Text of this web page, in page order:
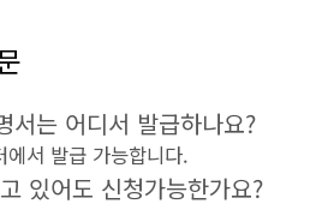
서는 어디서 발급하나요?
서 발급 가능합니다.
있어도 신청가능한가요?